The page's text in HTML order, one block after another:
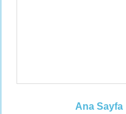
Ana Sayfa